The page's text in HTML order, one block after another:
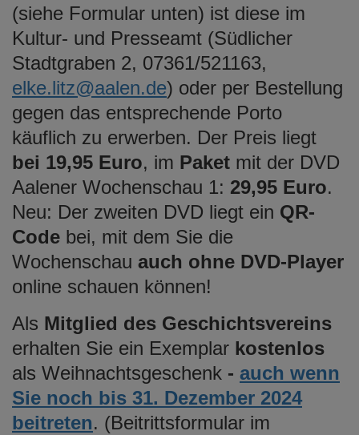
(siehe Formular unten) ist diese im
Kultur- und Presseamt (Südlicher
Stadtgraben 2, 07361/521163,
elke.litz@aalen.de) oder per Bestellung
gegen das entsprechende Porto
käuflich zu erwerben. Der Preis liegt
bei 19,95 Euro, im Paket mit der DVD
Aalener Wochenschau 1: 29,95 Euro.
Neu: Der zweiten DVD liegt ein QR-
Code bei, mit dem Sie die
Wochenschau auch ohne DVD-Player
online schauen können!
Als Mitglied des Geschichtsvereins
erhalten Sie ein Exemplar kostenlos
als Weihnachtsgeschenk - auch wenn
Sie noch bis 31. Dezember 2024
beitreten. (Beitrittsformular im